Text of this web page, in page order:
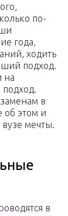
по-
года,
ходить
подход.
на
в
об этом и
вузе мечты.
в